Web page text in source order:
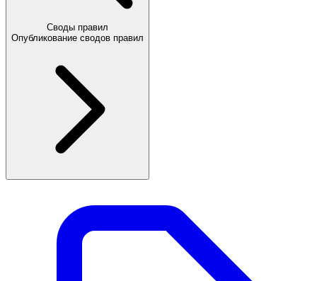
Своды правил
Опубликование сводов правил